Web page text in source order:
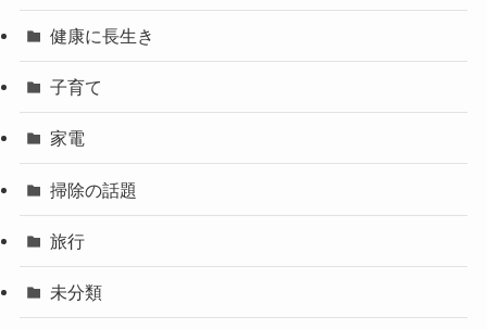
健康に長生き
子育て
家電
掃除の話題
旅行
未分類